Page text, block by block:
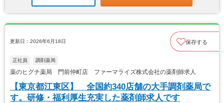
更新日：2026年6月18日 保存する
正社員 調剤薬局
薬のヒグチ薬局 門前仲町店 ファーマライズ株式会社の薬剤師求人
【東京都江東区】 全国約340店舗の大手調剤薬局で
す。研修・福利厚生充実した薬剤師求人です